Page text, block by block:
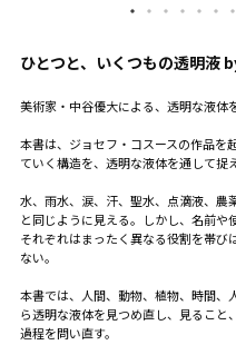
ひとつと、いくつもの透明液
美術家・中谷優大による、透明な液体
本書は、ジョセフ・コスースの作品を
ていく構造を、透明な液体を通して捉
水、雨水、涙、汗、聖水、点滴液、農
と同じように見える。しかし、名前や
それぞれはまったく異なる役割を帯び
ない。
本書では、人間、動物、植物、時間、
ら透明な液体を見つめ直し、見ること
過程を問い直す。